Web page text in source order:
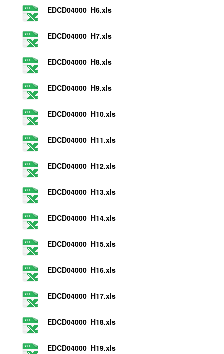
EDCD04000_H6.xls
EDCD04000_H7.xls
EDCD04000_H8.xls
EDCD04000_H9.xls
EDCD04000_H10.xls
EDCD04000_H11.xls
EDCD04000_H12.xls
EDCD04000_H13.xls
EDCD04000_H14.xls
EDCD04000_H15.xls
EDCD04000_H16.xls
EDCD04000_H17.xls
EDCD04000_H18.xls
EDCD04000_H19.xls